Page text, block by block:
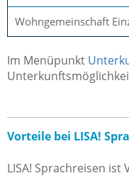
Wohngemeinschaft
Im Menüpunkt
Vorteile bei LISA!
LISA! Sprachreisen